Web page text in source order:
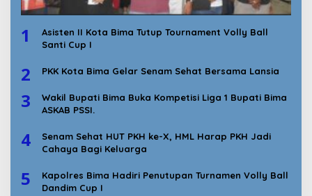
1
Asisten II Kota Bima Tutup Tournament Volly Ball
Santi Cup I
2 PKK Kota Bima Gelar Senam Sehat Bersama Lansia
3
Wakil Bupati Bima Buka Kompetisi Liga 1 Bupati Bima
ASKAB PSSI.
4
Senam Sehat HUT PKH ke-X, HML Harap PKH Jadi
Cahaya Bagi Keluarga
5
Kapolres Bima Hadiri Penutupan Turnamen Volly Ball
Dandim Cup I